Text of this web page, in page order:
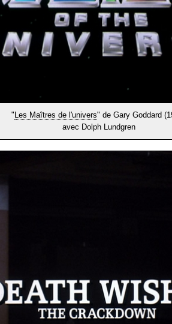
"Les Maîtres de l'univers" de Gary Goddard
avec Dolph Lundgren